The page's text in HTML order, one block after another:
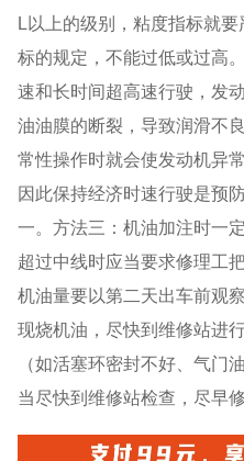
L以上的级别，粘度指标就
标的规定，不能过低或过高
速和长时间超高速行驶，发
油油膜的断裂，导致润滑不
常性操作时就会使发动机异
因此保持经济时速行驶是预
一。方法三：机油加注时一
超过中线时应当要求修理工
机油量要以第二天出车前观
现烧机油，尽快到维修站进
（如活塞环密封不好、气门
当尽快到维修站检查，尽早修